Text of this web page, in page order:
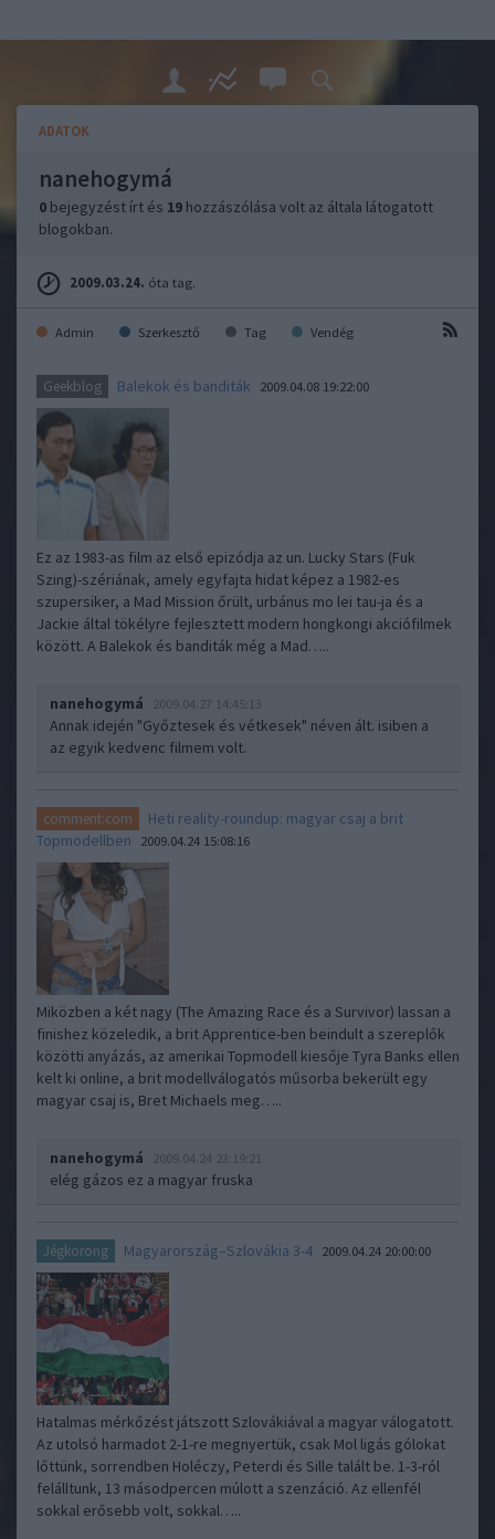
ADATOK
nanehogymá
0 bejegyzést írt és 19 hozzászólása volt az általa látogatott
blogokban.
2009.03.24. óta tag.
Admin Szerkesztő Tag Vendég
Geekblog Balekok és banditák 2009.04.08 19:22:00
Ez az 1983-as film az első epizódja az un. Lucky Stars (Fuk
Szing)-szériának, amely egyfajta hidat képez a 1982-es
szupersiker, a Mad Mission őrült, urbánus mo lei tau-ja és a
Jackie által tökélyre fejlesztett modern hongkongi akciófilmek
között. A Balekok és banditák még a Mad…..
nanehogymá 2009.04.27 14:45:13
Annak idején "Győztesek és vétkesek" néven ált. isiben a
az egyik kedvenc filmem volt.
comment:com
Heti reality-roundup: magyar csaj a brit
Topmodellben
2009.04.24 15:08:16
Miközben a két nagy (The Amazing Race és a Survivor) lassan a
finishez közeledik, a brit Apprentice-ben beindult a szereplők
közötti anyázás, az amerikai Topmodell kiesője Tyra Banks ellen
kelt ki online, a brit modellválogatós műsorba bekerült egy
magyar csaj is, Bret Michaels meg…..
nanehogymá 2009.04.24 23:19:21
elég gázos ez a magyar fruska
Jégkorong Magyarország–Szlovákia 3-4 2009.04.24 20:00:00
Hatalmas mérkőzést játszott Szlovákiával a magyar válogatott.
Az utolsó harmadot 2-1-re megnyertük, csak Mol ligás gólokat
lőttünk, sorrendben Holéczy, Peterdi és Sille talált be. 1-3-ról
felálltunk, 13 másodpercen múlott a szenzáció. Az ellenfél
sokkal erősebb volt, sokkal…..